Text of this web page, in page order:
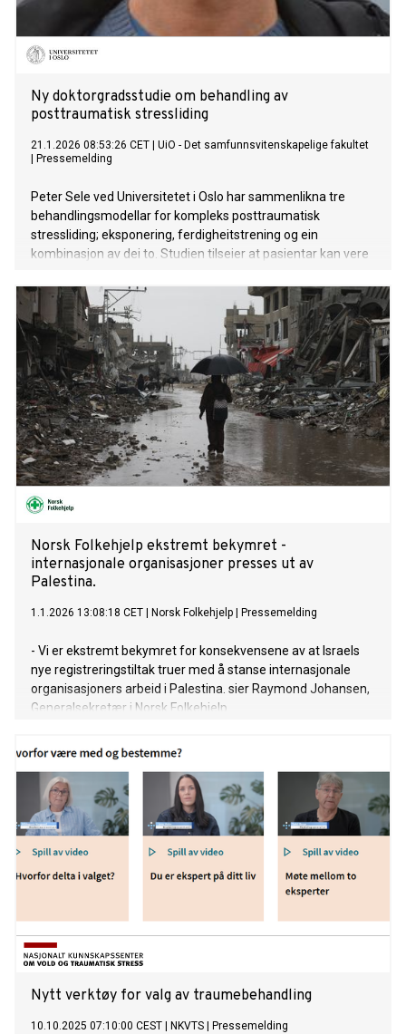
Ny doktorgradsstudie om behandling av
posttraumatisk stressliding
21.1.2026 08:53:26 CET
UiO - Det samfunnsvitenskapelige fakultet
Pressemelding
Peter Sele ved Universitetet i Oslo har sammenlikna tre
behandlingsmodellar for kompleks posttraumatisk
stressliding; eksponering, ferdigheitstrening og ein
kombinasjon av dei to. Studien tilseier at pasientar kan vere
ein kombinasjon av fleire behandlingskomponentar.
Norsk Folkehjelp ekstremt bekymret -
internasjonale organisasjoner presses ut av
Palestina.
1.1.2026 13:08:18 CET Norsk Folkehjelp Pressemelding
- Vi er ekstremt bekymret for konsekvensene av at Israels
nye registreringstiltak truer med å stanse internasjonale
organisasjoners arbeid i Palestina. sier Raymond Johansen,
Generalsekretær i Norsk Folkehjelp.
Nytt verktøy for valg av traumebehandling
10.10.2025 07:10:00 CEST NKVTS Pressemelding